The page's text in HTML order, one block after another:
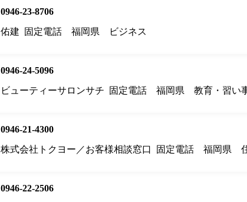
0946-23-8706
佑建
固定電話 福岡県 ビジネス
0946-24-5096
ビューティーサロンサチ
固定電話 福岡県 教育・習い
0946-21-4300
株式会社トクヨー／お客様相談窓口
固定電話 福岡県
0946-22-2506